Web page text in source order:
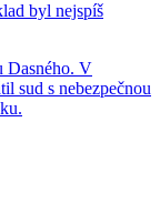
byl nejspíš
Dasného. V
sud s nebezpečnou